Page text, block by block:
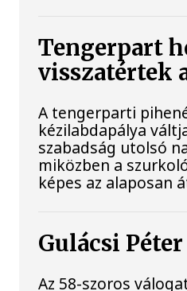
Tengerpart
visszatértek
A tengerparti
kézilabdapálya
szabadság utolsó
miközben a
képes az alaposan
Gulácsi
Az 58-szoros